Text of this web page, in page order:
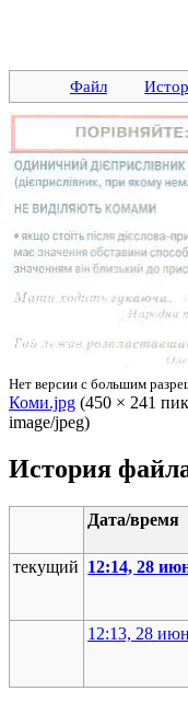
Файл
Нет версии с большим
Коми.jpg (450 × 241
image/jpeg)
История
Дата/время
текущий 12:14, 28
12:13, 28